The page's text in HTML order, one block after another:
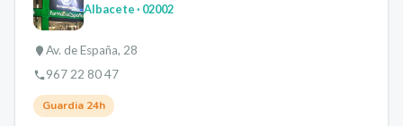
Albacete· 02002
Av. de España, 28
967 22 80 47
Guardia 24h